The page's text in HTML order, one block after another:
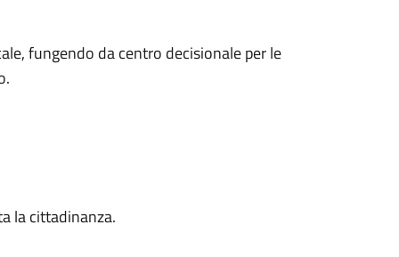
fungendo da centro decisionale per le
la cittadinanza.